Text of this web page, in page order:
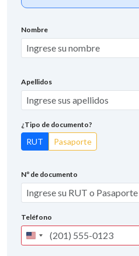
Nombre
Apellidos
¿Tipo de documento?
RUT Pasaporte
Nº de documento
Teléfono
United
States